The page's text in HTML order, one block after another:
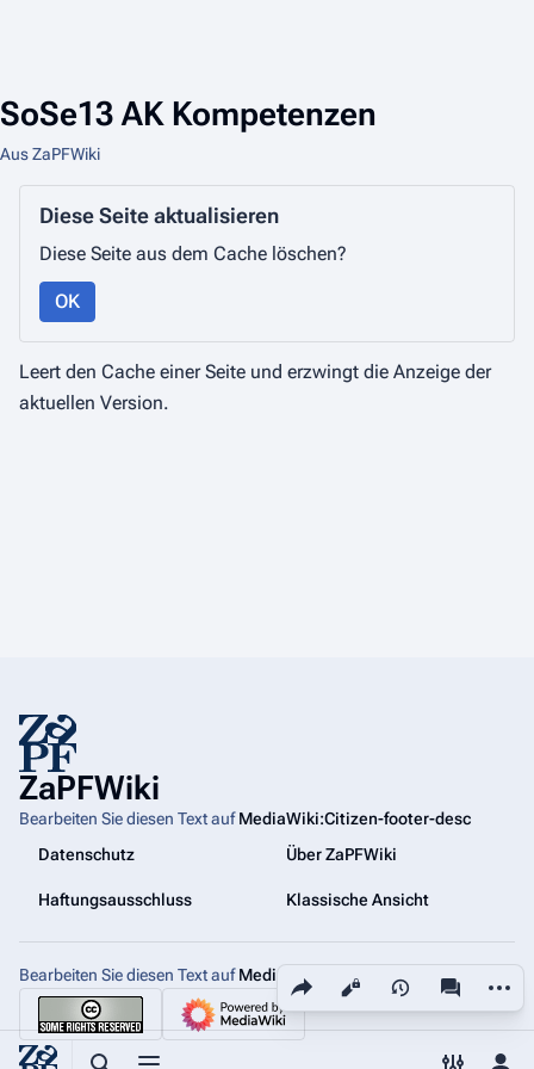
SoSe13 AK Kompetenzen
Aus ZaPFWiki
Diese Seite teilen
Ansichten
Diese Seite aktualisieren
Diese Seite aus dem Cache löschen?
OK
Leert den Cache einer Seite und erzwingt die Anzeige der
aktuellen Version.
ZaPFWiki
Bearbeiten Sie diesen Text aufMediaWiki:Citizen-footer-desc
Datenschutz
Über ZaPFWiki
Haftungsausschluss Klassische Ansicht
Bearbeiten Sie diesen Text aufMediaWiki:Citizen-footer-tagline